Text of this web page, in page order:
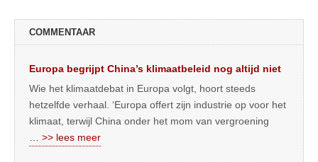
COMMENTAAR
Europa begrijpt China’s klimaatbeleid nog altijd niet
Wie het klimaatdebat in Europa volgt, hoort steeds
hetzelfde verhaal. ‘Europa offert zijn industrie op voor het
klimaat, terwijl China onder het mom van vergroening
… >> lees meer